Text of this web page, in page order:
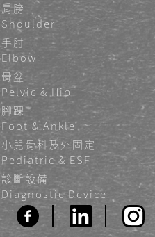
肩膀
Shoulder
手肘
Elbow
骨盆
Pelvic & Hip
腳踝
Foot & Ankle
小兒骨科及外固定
Pediatric & ESF
診斷設備
Diagnostic Device